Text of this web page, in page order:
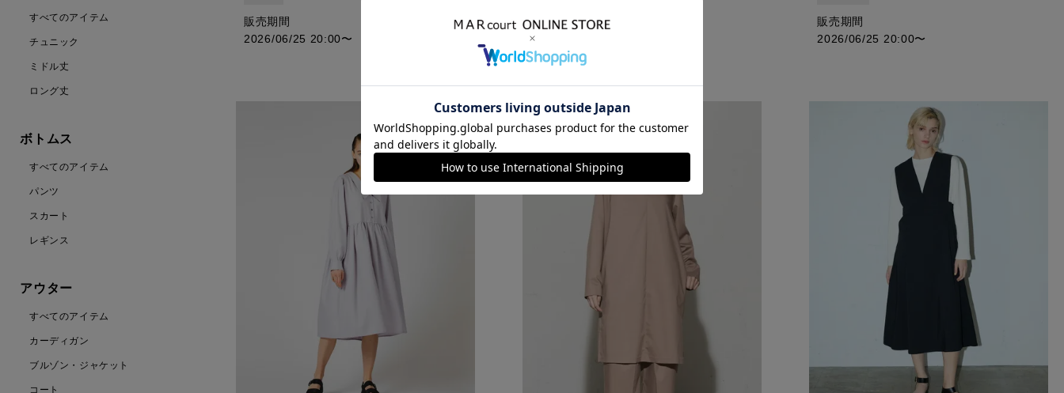
すべてのアイテム
チュニック
ミドル丈
ロング丈
ボトムス
すべてのアイテム
パンツ
スカート
レギンス
アウター
すべてのアイテム
カーディガン
ブルゾン・ジャケット
コート
販売期間
2026/06/25 20:00〜
2026/06/25 20:00
販売期間
2026/06/25 20:00〜